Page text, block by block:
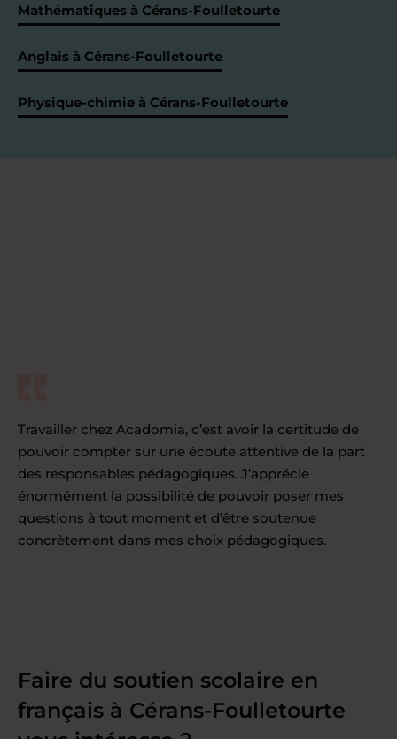
Mathématiques à Cérans-Foulletourte
Anglais à Cérans-Foulletourte
Physique-chimie à Cérans-Foulletourte
Travailler chez Acadomia, c’est avoir la certitude de
pouvoir compter sur une écoute attentive de la part
des responsables pédagogiques. J’apprécie
énormément la possibilité de pouvoir poser mes
questions à tout moment et d’être soutenue
concrètement dans mes choix pédagogiques.
Faire du soutien scolaire en
français à Cérans-Foulletourte